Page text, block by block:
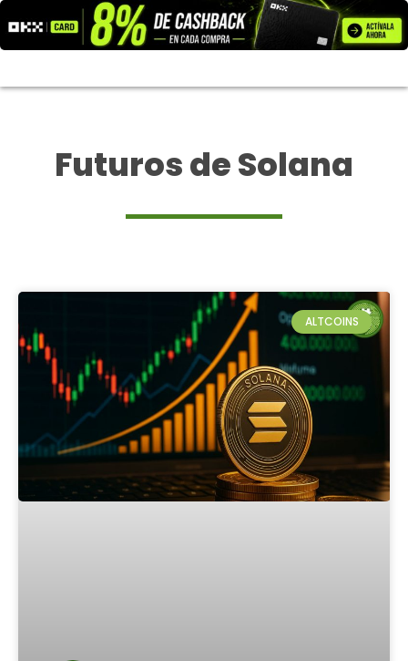
al
contenido
Futuros de Solana
ALTCOINS